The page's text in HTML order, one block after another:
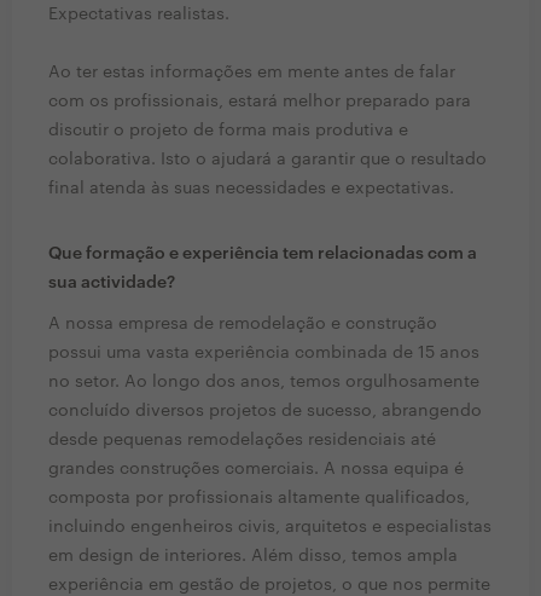
Expectativas realistas.
Ao ter estas informações em mente antes de falar
com os profissionais, estará melhor preparado para
discutir o projeto de forma mais produtiva e
colaborativa. Isto o ajudará a garantir que o resultado
final atenda às suas necessidades e expectativas.
Que formação e experiência tem relacionadas com a
sua actividade?
A nossa empresa de remodelação e construção
possui uma vasta experiência combinada de 15 anos
no setor. Ao longo dos anos, temos orgulhosamente
concluído diversos projetos de sucesso, abrangendo
desde pequenas remodelações residenciais até
grandes construções comerciais. A nossa equipa é
composta por profissionais altamente qualificados,
incluindo engenheiros civis, arquitetos e especialistas
em design de interiores. Além disso, temos ampla
experiência em gestão de projetos, o que nos permite